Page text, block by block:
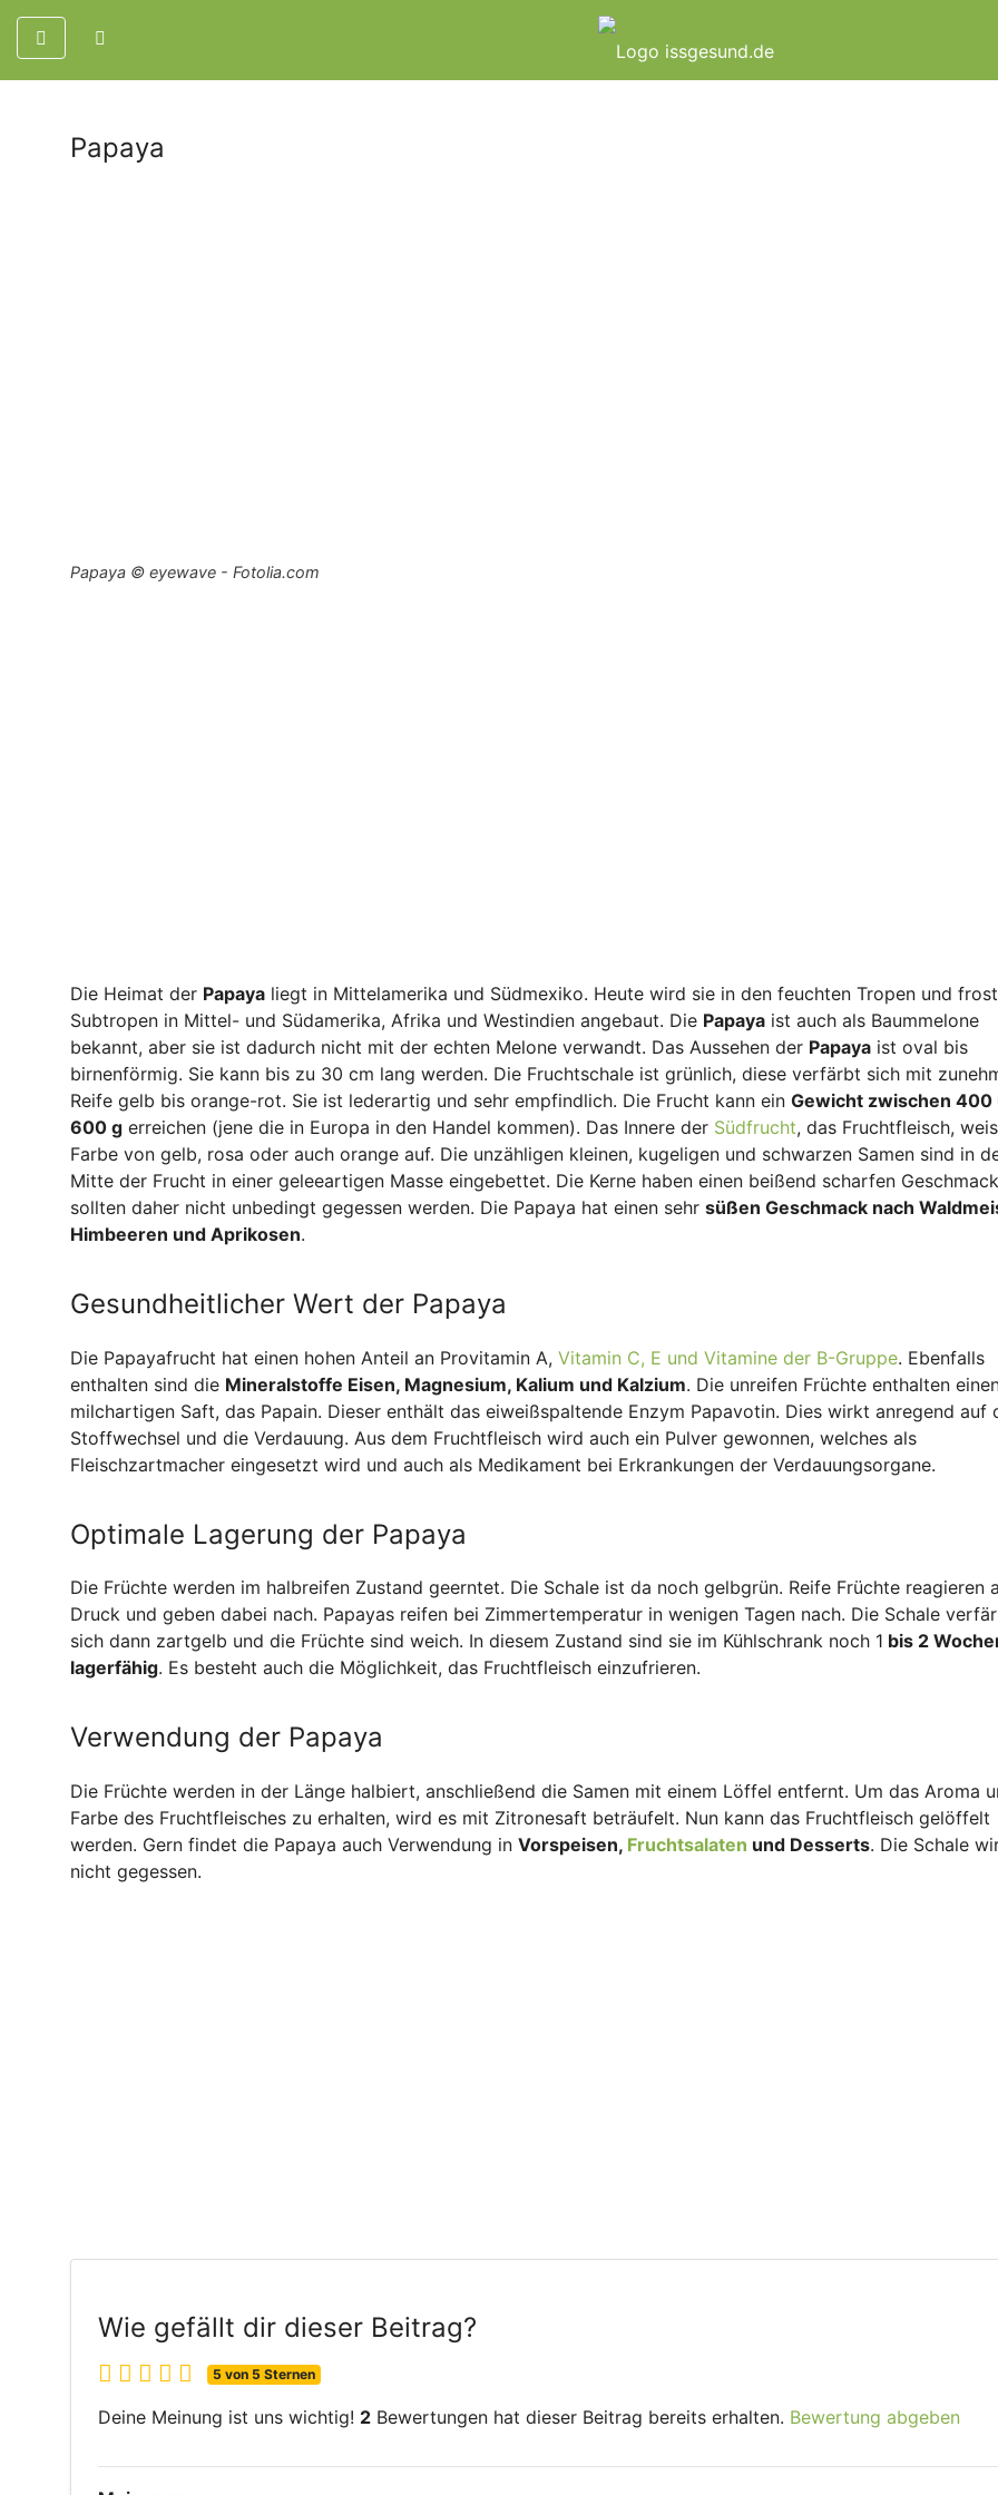
Papaya
Papaya © eyewave - Fotolia.com
Die Heimat der Papaya liegt in Mittelamerika und Südmexiko. Heute wird sie in den feuchten Tropen und
Subtropen in Mittel- und Südamerika, Afrika und Westindien angebaut. Die Papaya ist auch als Baummelone
bekannt, aber sie ist dadurch nicht mit der echten Melone verwandt. Das Aussehen der Papaya ist oval bis
birnenförmig. Sie kann bis zu 30 cm lang werden. Die Fruchtschale ist grünlich, diese verfärbt sich mit
Reife gelb bis orange-rot. Sie ist lederartig und sehr empfindlich. Die Frucht kann ein Gewicht zwischen 400
600 g erreichen (jene die in Europa in den Handel kommen). Das Innere der Südfrucht, das Fruchtfleisch,
Farbe von gelb, rosa oder auch orange auf. Die unzähligen kleinen, kugeligen und schwarzen Samen sind in
Mitte der Frucht in einer geleeartigen Masse eingebettet. Die Kerne haben einen beißend scharfen
sollten daher nicht unbedingt gegessen werden. Die Papaya hat einen sehr süßen Geschmack nach
Himbeeren und Aprikosen.
Gesundheitlicher Wert der Papaya
Die Papayafrucht hat einen hohen Anteil an Provitamin A, Vitamin C, E und Vitamine der B-Gruppe. Ebenfalls
enthalten sind die Mineralstoffe Eisen, Magnesium, Kalium und Kalzium. Die unreifen Früchte enthalten
milchartigen Saft, das Papain. Dieser enthält das eiweißspaltende Enzym Papavotin. Dies wirkt anregend auf
Stoffwechsel und die Verdauung. Aus dem Fruchtfleisch wird auch ein Pulver gewonnen, welches als
Fleischzartmacher eingesetzt wird und auch als Medikament bei Erkrankungen der Verdauungsorgane.
Optimale Lagerung der Papaya
Die Früchte werden im halbreifen Zustand geerntet. Die Schale ist da noch gelbgrün. Reife Früchte reagieren
Druck und geben dabei nach. Papayas reifen bei Zimmertemperatur in wenigen Tagen nach. Die Schale
sich dann zartgelb und die Früchte sind weich. In diesem Zustand sind sie im Kühlschrank noch 1 bis 2
lagerfähig. Es besteht auch die Möglichkeit, das Fruchtfleisch einzufrieren.
Verwendung der Papaya
Die Früchte werden in der Länge halbiert, anschließend die Samen mit einem Löffel entfernt. Um das Aroma
Farbe des Fruchtfleisches zu erhalten, wird es mit Zitronesaft beträufelt. Nun kann das Fruchtfleisch gelöffelt
werden. Gern findet die Papaya auch Verwendung in Vorspeisen, Fruchtsalaten und Desserts. Die Schale
nicht gegessen.
Wie gefällt dir dieser Beitrag?
5 von 5 Sternen
Deine Meinung ist uns wichtig! 2 Bewertungen hat dieser Beitrag bereits erhalten. Bewertung abgeben